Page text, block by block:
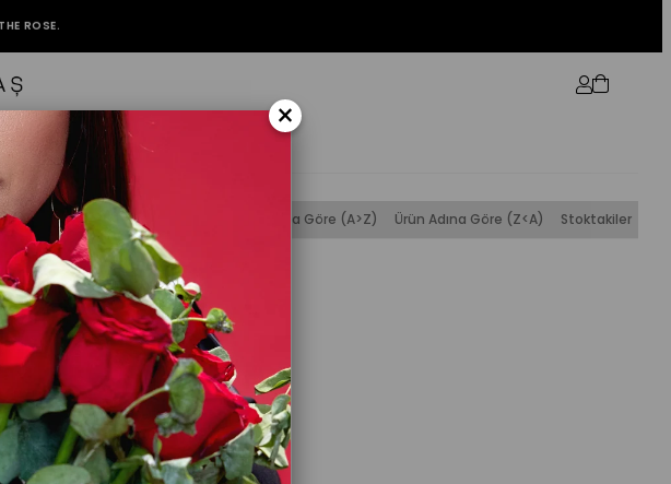
ROSE.
BEDAVA.
(Artan)
Fiyata Göre (Azalan) Ürün Adına Göre (A>Z) Ürün Adına Göre (Z<A) Stoktakiler
×